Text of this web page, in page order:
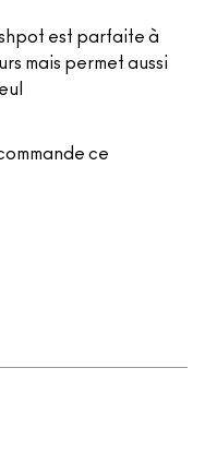
est parfaite à
mais permet aussi
ce